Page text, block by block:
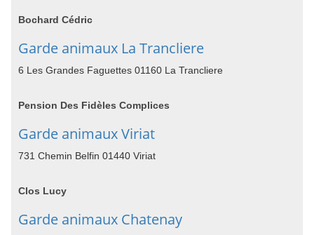
Bochard Cédric
Garde animaux La Trancliere
6 Les Grandes Faguettes 01160 La Trancliere
Pension Des Fidèles Complices
Garde animaux Viriat
731 Chemin Belfin 01440 Viriat
Clos Lucy
Garde animaux Chatenay